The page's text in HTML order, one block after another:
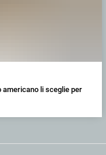
americano li sceglie per